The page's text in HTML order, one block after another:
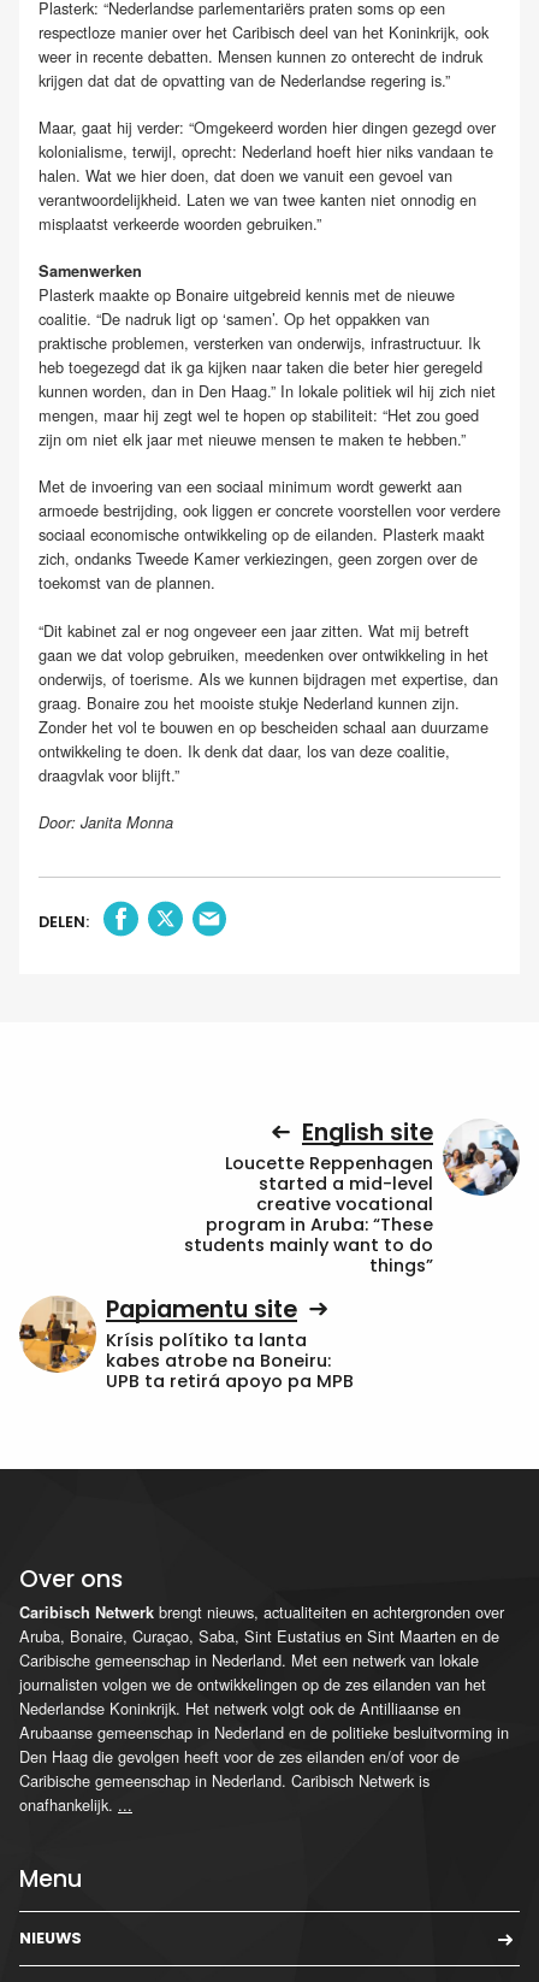
Plasterk: “Nederlandse parlementariërs praten soms op een
respectloze manier over het Caribisch deel van het Koninkrijk, ook
weer in recente debatten. Mensen kunnen zo onterecht de indruk
krijgen dat dat de opvatting van de Nederlandse regering is.”
Maar, gaat hij verder: “Omgekeerd worden hier dingen gezegd over
kolonialisme, terwijl, oprecht: Nederland hoeft hier niks vandaan te
halen. Wat we hier doen, dat doen we vanuit een gevoel van
verantwoordelijkheid. Laten we van twee kanten niet onnodig en
misplaatst verkeerde woorden gebruiken.”
Samenwerken
Plasterk maakte op Bonaire uitgebreid kennis met de nieuwe
coalitie. “De nadruk ligt op ‘samen’. Op het oppakken van
praktische problemen, versterken van onderwijs, infrastructuur. Ik
heb toegezegd dat ik ga kijken naar taken die beter hier geregeld
kunnen worden, dan in Den Haag.” In lokale politiek wil hij zich niet
mengen, maar hij zegt wel te hopen op stabiliteit: “Het zou goed
zijn om niet elk jaar met nieuwe mensen te maken te hebben.”
Met de invoering van een sociaal minimum wordt gewerkt aan
armoede bestrijding, ook liggen er concrete voorstellen voor verdere
sociaal economische ontwikkeling op de eilanden. Plasterk maakt
zich, ondanks Tweede Kamer verkiezingen, geen zorgen over de
toekomst van de plannen.
“Dit kabinet zal er nog ongeveer een jaar zitten. Wat mij betreft
gaan we dat volop gebruiken, meedenken over ontwikkeling in het
onderwijs, of toerisme. Als we kunnen bijdragen met expertise, dan
graag. Bonaire zou het mooiste stukje Nederland kunnen zijn.
Zonder het vol te bouwen en op bescheiden schaal aan duurzame
ontwikkeling te doen. Ik denk dat daar, los van deze coalitie,
draagvlak voor blijft.”
Door: Janita Monna
DELEN:
English site
Loucette Reppenhagen
started a mid-level
creative vocational
program in Aruba: “These
students mainly want to do
things”
Papiamentu site
Krísis polítiko ta lanta
kabes atrobe na Boneiru:
UPB ta retirá apoyo pa MPB
Over ons
Caribisch Netwerk brengt nieuws, actualiteiten en achtergronden over
Aruba, Bonaire, Curaçao, Saba, Sint Eustatius en Sint Maarten en de
Caribische gemeenschap in Nederland. Met een netwerk van lokale
journalisten volgen we de ontwikkelingen op de zes eilanden van het
Nederlandse Koninkrijk. Het netwerk volgt ook de Antilliaanse en
Arubaanse gemeenschap in Nederland en de politieke besluitvorming in
Den Haag die gevolgen heeft voor de zes eilanden en/of voor de
Caribische gemeenschap in Nederland. Caribisch Netwerk is
onafhankelijk. ...
Menu
NIEUWS